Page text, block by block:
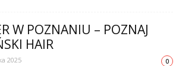
W POZNANIU – POZNAJ
HAIR
2025 0